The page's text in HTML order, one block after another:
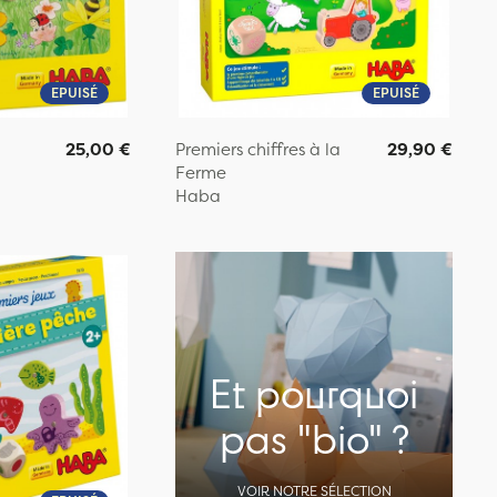
EPUISÉ
25,00 €
EPUISÉ
Premiers chiffres à la
Ferme
Haba
29,90 €
Et pourquoi
pas "bio" ?
VOIR NOTRE SÉLECTION